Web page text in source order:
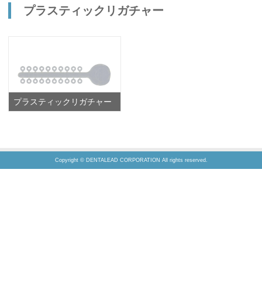
プラスティックリガチャー
プラスティックリガチャー
Copyright © DENTALEAD CORPORATION All rights reserved.